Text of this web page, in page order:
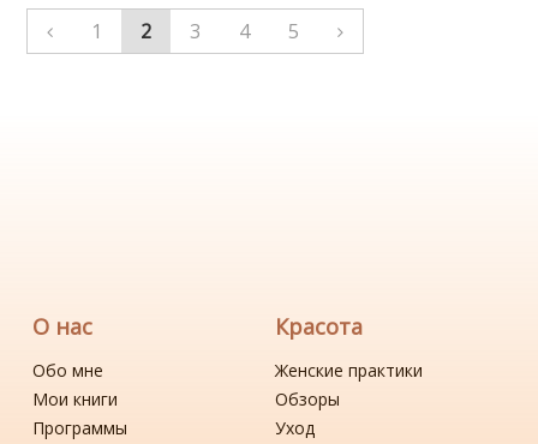
1 2 3 4 5
О нас
Обо мне
Мои книги
Программы
Красота
Женские практики
Обзоры
Уход